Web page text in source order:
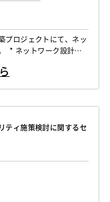
プロジェクトにて、ネッ
* ネットワーク設計・
整・プロジェクト推進 *
ティ施策検討に関するセ